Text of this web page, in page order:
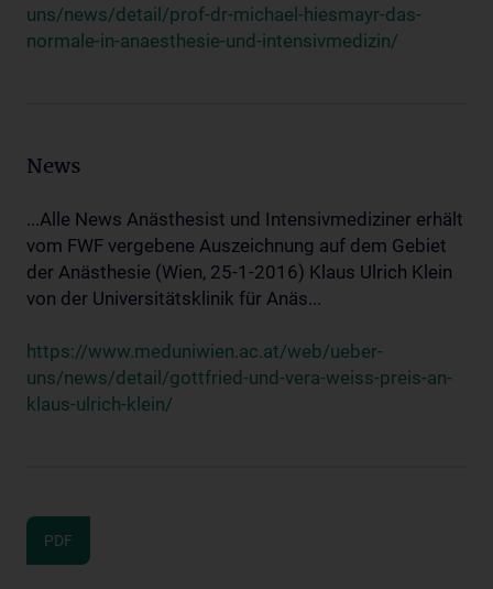
uns/news/detail/prof-dr-michael-hiesmayr-das-
normale-in-anaesthesie-und-intensivmedizin/
News
...Alle News Anästhesist und Intensivmediziner erhält
vom FWF vergebene Auszeichnung auf dem Gebiet
der Anästhesie (Wien, 25-1-2016) Klaus Ulrich Klein
von der Universitätsklinik für Anäs...
https://www.meduniwien.ac.at/web/ueber-
uns/news/detail/gottfried-und-vera-weiss-preis-an-
klaus-ulrich-klein/
PDF